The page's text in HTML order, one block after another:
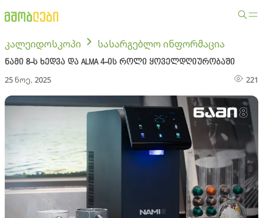
კალეიდოსკოპი სასარგებლო ინფორმაცია
ნამი 8-ს ხედვა და ALMA 4-ის როლი ყოველდღიურობაში
25 ნოე. 2025 221